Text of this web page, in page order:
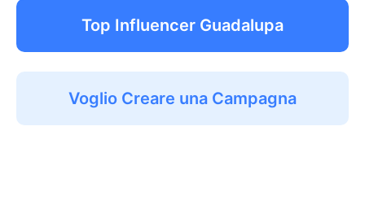
Top Influencer Guadalupa
Voglio Creare una Campagna